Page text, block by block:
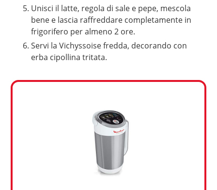
Unisci il latte, regola di sale e pepe, mescola
bene e lascia raffreddare completamente in
frigorifero per almeno 2 ore.
Servi la Vichyssoise fredda, decorando con
erba cipollina tritata.